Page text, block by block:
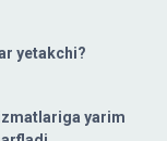
yetakchi?
yarim